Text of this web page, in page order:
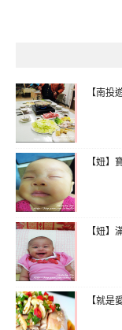
【南投
【妞】
【妞】
【就是